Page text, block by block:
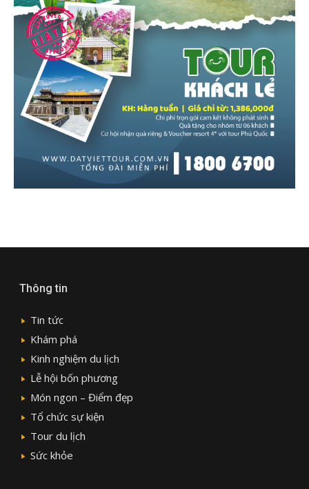
Thông tin
Tin tức
Khám phá
Kinh nghiệm du lịch
Lễ hội bốn phương
Món ngon – Điểm đẹp
Tổ chức sự kiện
Tour du lịch
Sức khỏe